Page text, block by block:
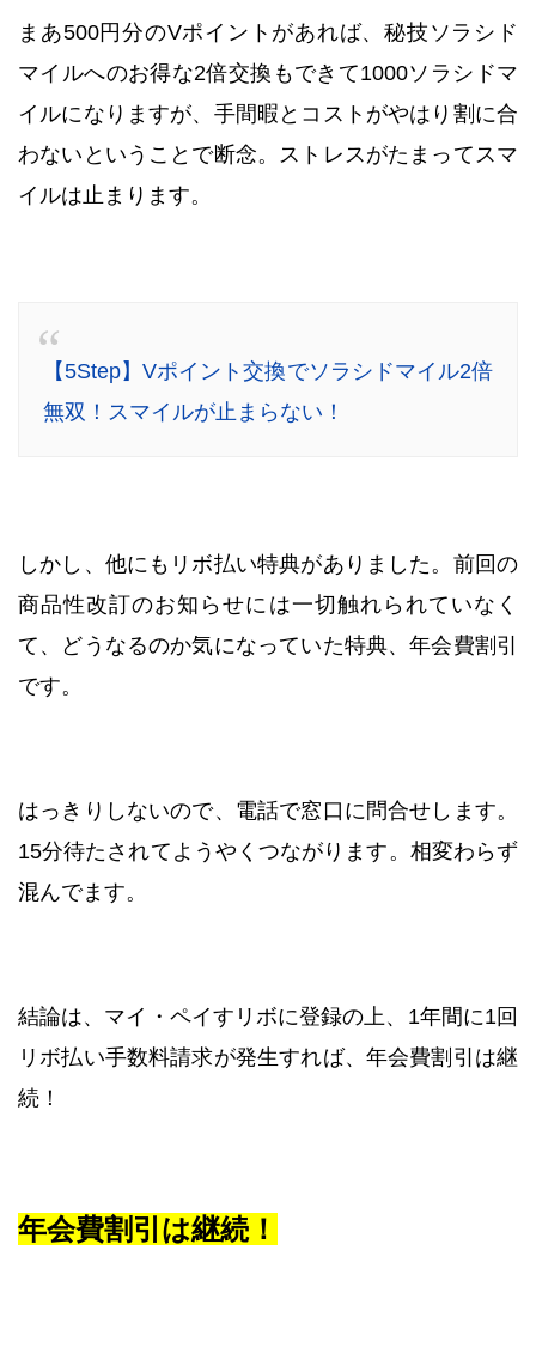
まあ500円分のVポイントがあれば、秘技ソラシド
マイルへのお得な2倍交換もできて1000ソラシドマ
イルになりますが、手間暇とコストがやはり割に合
わないということで断念。ストレスがたまってスマ
イルは止まります。
【5Step】Vポイント交換でソラシドマイル2倍
無双！スマイルが止まらない！
しかし、他にもリボ払い特典がありました。前回の
商品性改訂のお知らせには一切触れられていなく
て、どうなるのか気になっていた特典、年会費割引
です。
はっきりしないので、電話で窓口に問合せします。
15分待たされてようやくつながります。相変わらず
混んでます。
結論は、マイ・ペイすリボに登録の上、1年間に1回
リボ払い手数料請求が発生すれば、年会費割引は継
続！
年会費割引は継続！